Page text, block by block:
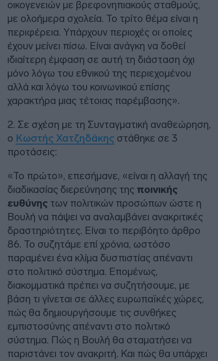
οικογενειών με βρεφονηπιακούς σταθμούς,
με ολοήμερα σχολεία. Το τρίτο θέμα είναι η
περιφέρεια. Υπάρχουν περιοχές οι οποίες
έχουν μείνει πίσω. Είναι ανάγκη να δοθεί
ιδιαίτερη έμφαση σε αυτή τη διάσταση όχι
μόνο λόγω του εθνικού της περιεχομένου
αλλά και λόγω του κοινωνικού επίσης
χαρακτήρα μιας τέτοιας παρέμβασης».
2. Σε σχέση με τη Συνταγματική αναθεώρηση,
ο Κωστής Χατζηδάκης στάθηκε σε 3
προτάσεις:
«Το πρώτο», επεσήμανε, «είναι η αλλαγή της
διαδικασίας διερεύνησης της ποινικής
ευθύνης των πολιτικών προσώπων ώστε η
Βουλή να πάψει να αναλαμβάνει ανακριτικές
δραστηριότητες. Είναι το περιβόητο άρθρο
86. Το συζητάμε επί χρόνια, ωστόσο
παραμένει ένα κλίμα δυσπιστίας απέναντι
στο πολιτικό σύστημα. Επομένως,
διακομματικά πρέπει να συζητήσουμε, με
βάση τι γίνεται σε άλλες ευρωπαϊκές χώρες,
πώς θα δημιουργήσουμε τις συνθήκες
εμπιστοσύνης απέναντι στο πολιτικό
σύστημα. Πώς η Βουλή θα σταματήσει να
παριστάνει τον ανακριτή. Και πώς θα υπάρχει